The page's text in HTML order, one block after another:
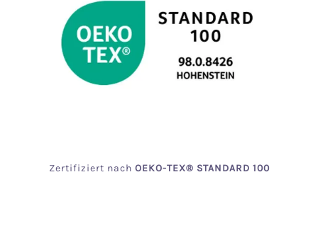
Zertifiziert nach OEKO-TEX® STANDARD 100